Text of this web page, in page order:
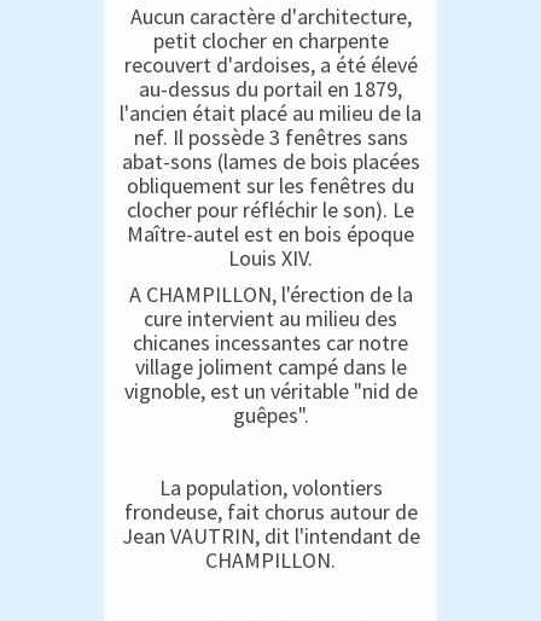
Aucun caractère d'architecture,
petit clocher en charpente
recouvert d'ardoises, a été élevé
au-dessus du portail en 1879,
l'ancien était placé au milieu de la
nef. Il possède 3 fenêtres sans
abat-sons (lames de bois placées
obliquement sur les fenêtres du
clocher pour réfléchir le son). Le
Maître-autel est en bois époque
Louis XIV.
A CHAMPILLON, l'érection de la
cure intervient au milieu des
chicanes incessantes car notre
village joliment campé dans le
vignoble, est un véritable "nid de
guêpes".
La population, volontiers
frondeuse, fait chorus autour de
Jean VAUTRIN, dit l'intendant de
CHAMPILLON.